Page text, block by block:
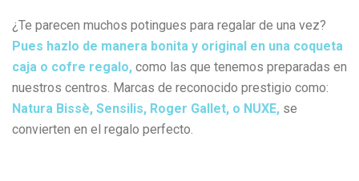
¿Te parecen muchos potingues para regalar de una vez?
Pues hazlo de manera bonita y original en una coqueta
caja o cofre regalo, como las que tenemos preparadas en
nuestros centros. Marcas de reconocido prestigio como:
Natura Bissè, Sensilis, Roger Gallet, o NUXE, se
convierten en el regalo perfecto.